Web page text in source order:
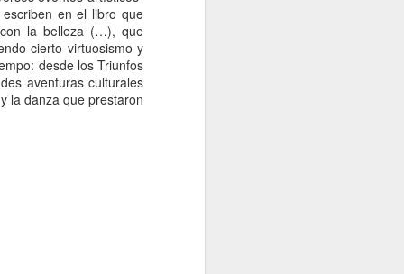
en el libro que
la belleza (…), que
cierto virtuosismo y
desde los Triunfos
aventuras culturales
la danza que prestaron